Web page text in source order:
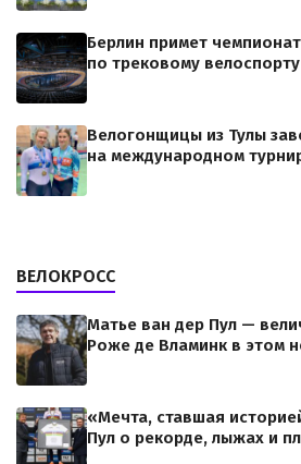
Берлин примет
по трековому
Велогонщицы из Тулы
на международном
ВЕЛОКРОСС
Матье ван дер Пул —
Роже де Вламинк в этом
«Мечта, ставшая
Пул о рекорде, лыжах и